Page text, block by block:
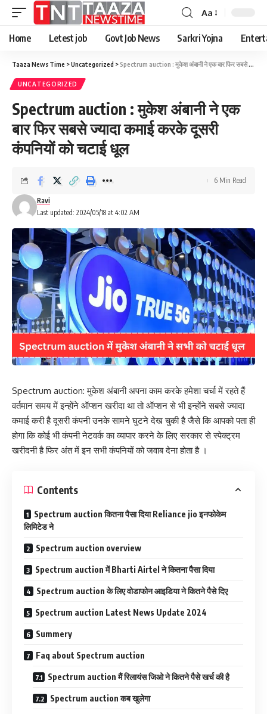
Aa
Home Letest job Govt Job News Sarkri Yojna
Taaza News Time >Uncategorized >Spectrum auction : मुकेश अंबानी ने एक बार फिर सबसे ज्यादा कमाई करके दूसरी कंपनियों को चटाई धूल
UNCATEGORIZED
Spectrum auction : मुकेश अंबानी ने एक
बार फिर सबसे ज्यादा कमाई करके दूसरी
कंपनियों को चटाई धूल
Last updated: 2024/05/18 at 4:02 AM
Ravi
6 Min Read
Spectrum auction: मुकेश अंबानी अपना काम करके हमेशा चर्चा में रहते हैं
वर्तमान समय में इन्होंने ऑप्शन खरीदा था तो ऑप्शन से भी इन्होंने सबसे ज्यादा
कमाई करी है दूसरी कंपनी उनके सामने घुटने देख चुकी है जैसे कि आपको पता ही
होगा कि कोई भी कंपनी नेटवर्क का व्यापार करने के लिए सरकार से स्पेक्ट्रम
खरीदनी है फिर अंत में इन सभी कंपनियों को जवाब देना होता है ।
Contents
Spectrum auction कितना पैसा दिया Reliance jio इनफोकेम
लिमिटेड ने
Spectrum auction overview
Spectrum auction में Bharti Airtel ने कितना पैसा दिया
Spectrum auction के लिए वोडाफोन आइडिया ने कितने पैसे दिए
Spectrum auction Latest News Update 2024
Summery
Faq about Spectrum auction
Spectrum auction मैं रिलायंस जिओ ने कितने पैसे खर्च की है
Spectrum auction कब खुलेगा